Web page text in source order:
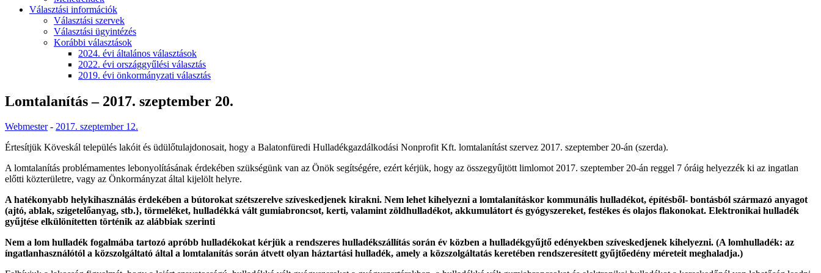
Választási információk
Választási szervek
Választási ügyintézés
Korábbi választások
2024. évi általános választások
2022. évi országgyűlési választás
2019. évi önkormányzati választás
Lomtalanítás – 2017. szeptember 20.
Webmester- 2017. szeptember 12.
Értesítjük Köveskál település lakóit és üdülőtulajdonosait, hogy a Balatonfüredi Hulladékgazdálkodási Nonprofit Kft. lomtalanítást szervez 2017. szeptember 20-án (szerda).
A lomtalanítás problémamentes lebonyolításának érdekében szükségünk van az Önök segítségére, ezért kérjük, hogy az összegyűjtött limlomot 2017. szeptember 20-án reggel 7 óráig helyezzék ki az ingatlan
előtti közterületre, vagy az Önkormányzat által kijelölt helyre.
A hatékonyabb helykihasználás érdekében a bútorokat szétszerelve szíveskedjenek kirakni. Nem lehet kihelyezni a lomtalanításkor kommunális hulladékot, építésből- bontásból származó anyagot
(ajtó, ablak, szigetelőanyag, stb.}, törmeléket, hulladékká vált gumiabroncsot, kerti, valamint zöldhulladékot, akkumulátort és gyógyszereket, festékes és olajos flakonokat. Elektronikai hulladék
gyűjtése elkülönítetten történik az alábbiak szerinti
Nem a lom hulladék fogalmába tartozó apróbb hulladékokat kérjük a rendszeres hulladékszállítás során év közben a hulladékgyűjtő edényekben szíveskedjenek kihelyezni. (A lomhulladék: az
íngatlanhasználótól a közszolgáltató által a lomtalanítás során átvett olyan háztartási hulladék, amely a közszolgáltatás keretében rendszeresített gyűjtőedény méreteit meghaladja.)